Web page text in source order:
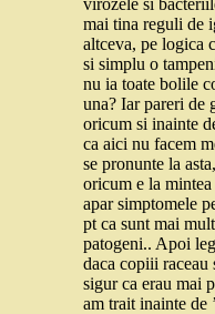
mai tina reguli de
altceva, pe logica
si simplu o
nu ia toate bolile
una? Iar pareri de
oricum si inainte
ca aici nu facem
se pronunte la
oricum e la
apar simptomele
pt ca sunt mai
patogeni.. Apoi
daca copiii raceau
sigur ca erau mai
am trait inainte de